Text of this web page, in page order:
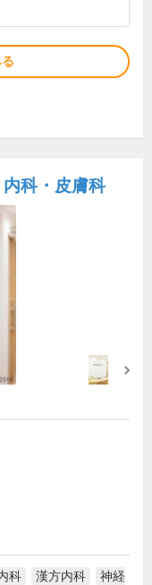
科・皮膚科
科 漢方内科 神経